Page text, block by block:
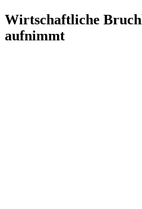
Wirtschaftliche
aufnimmt